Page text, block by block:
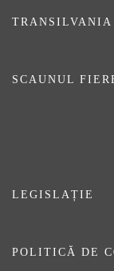
SCAUNUL
LEGISLAȚIE
POLITICĂ DE